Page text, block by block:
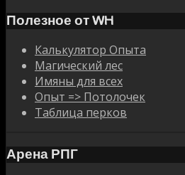
Полезное от WH
Калькулятор Опыта
Магический лес
Имяны для всех
Опыт => Потолочек
Таблица перков
Арена РПГ